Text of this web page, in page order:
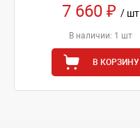
7 660 ₽ / шт
В наличии: 1 шт
В КОРЗИНУ